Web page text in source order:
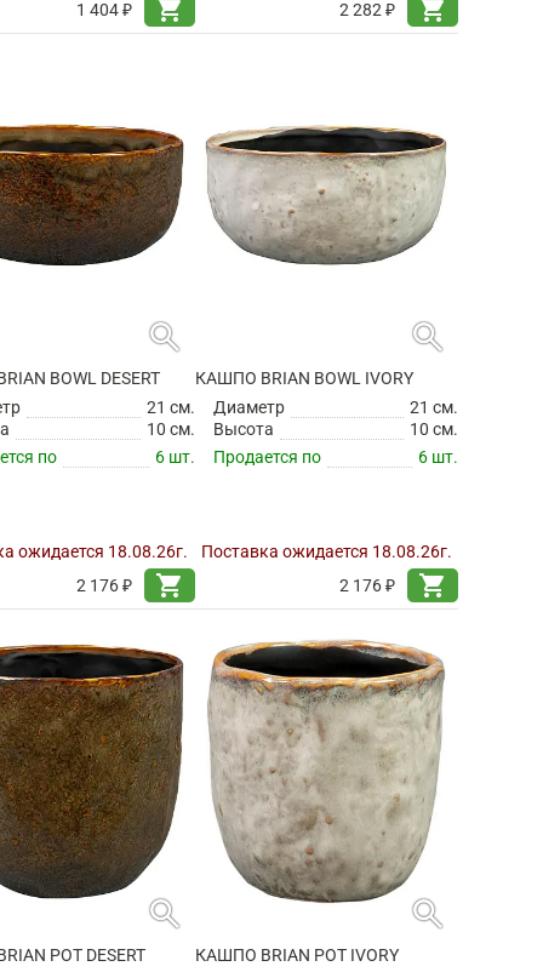
1 404 ₽
shopping_cart
2 282 ₽
shopping_cart
search
BOWL DESERT
21 см.
10 см.
по
6 шт.
ожидается 18.08.26г.
2 176 ₽
shopping_cart
search
КАШПО BRIAN BOWL IVORY
Диаметр
21 см.
Высота
10 см.
Продается по
6 шт.
Поставка ожидается 18.08.26г.
2 176 ₽
shopping_cart
search
POT DESERT
search
КАШПО BRIAN POT IVORY